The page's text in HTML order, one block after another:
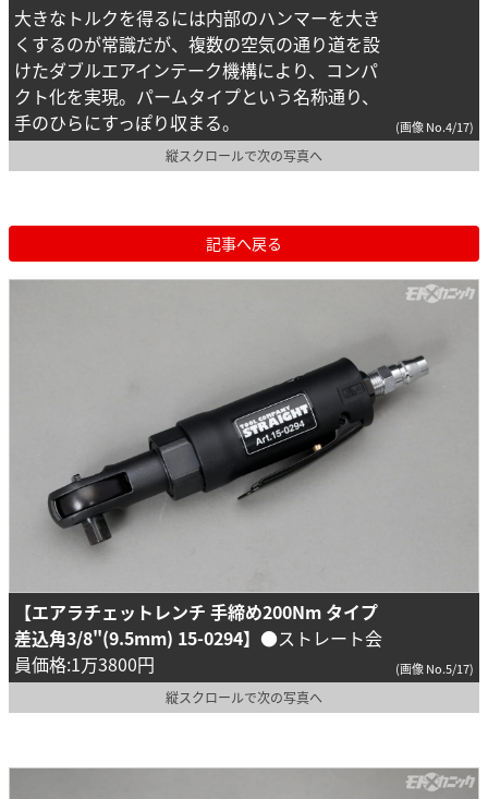
大きなトルクを得るには内部のハンマーを大き
くするのが常識だが、複数の空気の通り道を設
けたダブルエアインテーク機構により、コンパ
クト化を実現。パームタイプという名称通り、
手のひらにすっぽり収まる。
(画像 No.4/17)
縦スクロールで次の写真へ
記事へ戻る
【エアラチェットレンチ 手締め200Nm タイプ
差込角3/8"(9.5mm) 15-0294】 ●ストレート会
員価格:1万3800円
(画像 No.5/17)
縦スクロールで次の写真へ